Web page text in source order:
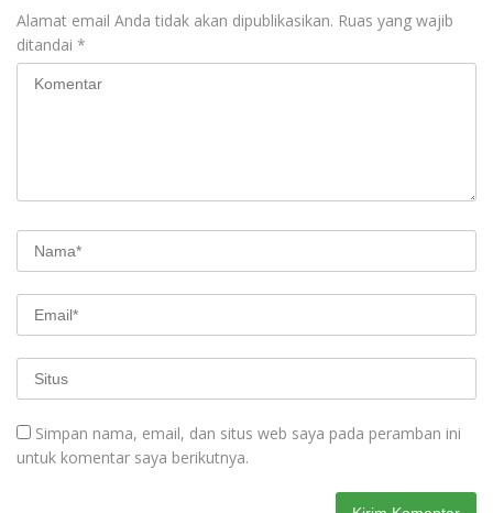
Alamat email Anda tidak akan dipublikasikan. Ruas yang wajib
ditandai *
Simpan nama, email, dan situs web saya pada peramban ini
untuk komentar saya berikutnya.